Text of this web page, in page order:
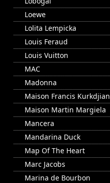
Loewe
Lolita Lempicka
Louis Feraud
Louis Vuitton
MAC
Madonna
Maison Francis Kurkdjian
Maison Martin Margiela
Mancera
Mandarina Duck
Map Of The Heart
Marc Jacobs
Marina de Bourbon